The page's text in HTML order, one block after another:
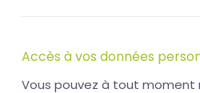
Accès à vos données
Vous pouvez à tout moment